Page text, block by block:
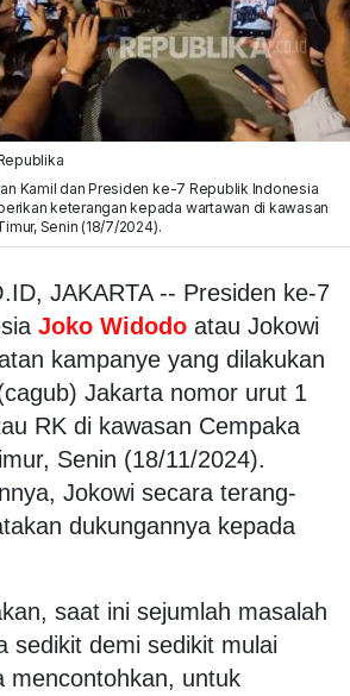
Kamil dan Presiden ke-7 Republik Indonesia
keterangan kepada wartawan di kawasan
Senin (18/7/2024).
JAKARTA -- Presiden ke-7
Joko Widodo atau Jokowi
kampanye yang dilakukan
Jakarta nomor urut 1
RK di kawasan Cempaka
Senin (18/11/2024).
Jokowi secara terang-
dukungannya kepada
saat ini sejumlah masalah
sedikit demi sedikit mulai
mencontohkan, untuk